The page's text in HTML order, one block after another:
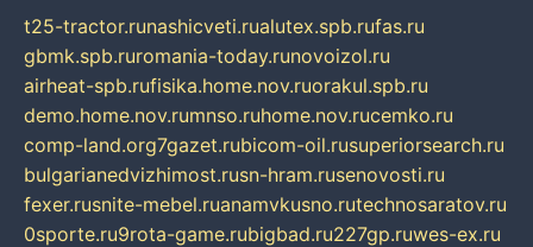
t25-tractor.runashicveti.rualutex.spb.rufas.ru
gbmk.spb.ruromania-today.runovoizol.ru
airheat-spb.rufisika.home.nov.ruorakul.spb.ru
demo.home.nov.rumnso.ruhome.nov.rucemko.ru
comp-land.org7gazet.rubicom-oil.rusuperiorsearch.ru
bulgarianedvizhimost.rusn-hram.rusenovosti.ru
fexer.rusnite-mebel.ruanamvkusno.rutechnosaratov.ru
0sporte.ru9rota-game.rubigbad.ru227gp.ruwes-ex.ru